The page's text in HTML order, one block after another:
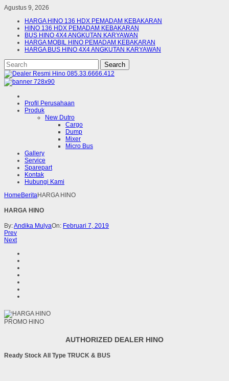
Agustus 9, 2026
HARGA HINO 136 HDX PEMADAM KEBAKARAN
HINO 136 HDX PEMADAM KEBAKARAN
BUS HINO 4X4 ANGKUTAN KARYAWAN
HARGA MOBIL HINO PEMADAM KEBAKARAN
HARGA BUS HINO 4X4 ANGKUTAN KARYAWAN
Profil Perusahaan
Produk
New Dutro
Cargo
Dump
Mixer
Micro Bus
Gallery
Service
Sparepart
Kontak
Hubungi Kami
Home BeritaHARGA HINO
HARGA HINO
By:Andika MulyaOn: Februari 7, 2019
Prev
Next
PROMO HINO
AUTHORIZED DEALER HINO
Ready Stock All Type TRUCK & BUS